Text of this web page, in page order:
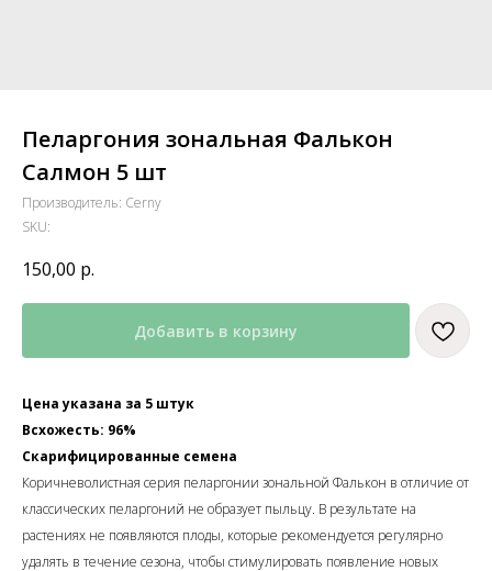
Пеларгония зональная Фалькон
Салмон 5 шт
Производитель: Cerny
SKU:
150,00 р.
Добавить в корзину
Цена указана за 5 штук
Всхожесть: 96%
Скарифицированные семена
Коричневолистная серия пеларгонии зональной Фалькон в отличие от
классических пеларгоний не образует пыльцу. В результате на
растениях не появляются плоды, которые рекомендуется регулярно
удалять в течение сезона, чтобы стимулировать появление новых